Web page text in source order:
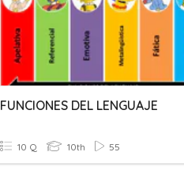
FUNCIONES DEL LENGUAJE
10 Q 10th 55